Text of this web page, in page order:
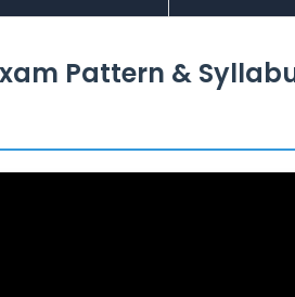
Pattern &